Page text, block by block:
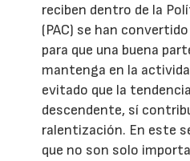
reciben dentro de la
(PAC) se han
para que una buena
mantenga en la
evitado que la
descendente, sí
ralentización. En este
que no son solo